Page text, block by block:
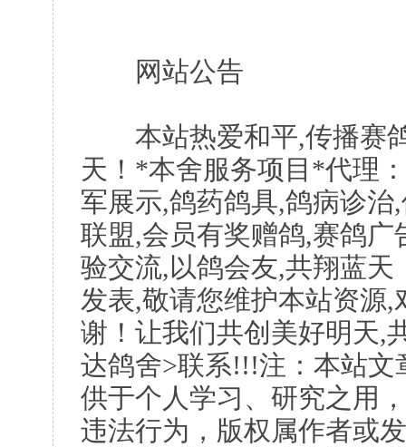
网站公告
本站热爱和平,传播赛鸽
天！*本舍服务项目*代理
军展示,鸽药鸽具,鸽病诊
联盟,会员有奖赠鸽,赛鸽
验交流,以鸽会友,共翔蓝
发表,敬请您维护本站资源
谢！让我们共创美好明天,
达鸽舍>联系!!!注：本站文
供于个人学习、研究之用
违法行为，版权属作者或